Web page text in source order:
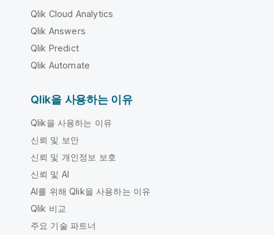
Qlik Cloud Analytics
Qlik Answers
Qlik Predict
Qlik Automate
Qlik을 사용하는 이유
Qlik을 사용하는 이유
신뢰 및 보안
신뢰 및 개인정보 보호
신뢰 및 AI
AI를 위해 Qlik을 사용하는 이유
Qlik 비교
주요 기술 파트너